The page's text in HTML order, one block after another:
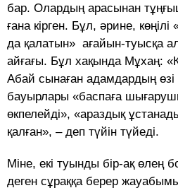
бар. Олардың арасынан
ғана кірген. Бұл, әрине,
да қалатын» ағайын-туысқа
айғағы. Бұл хақында Мұхаң:
Абай сынаған адамдардың
бауырлары «баспаға
өкпелейді», «араздық
қалған», – деп түйін түйеді.
Міне, екі туынды бір-ақ өлең
деген сұраққа берер